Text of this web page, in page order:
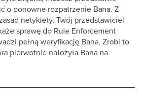
o ponowne rozpatrzenie Bana. Z
netykiety, Twój przedstawiciel
sprawę do Rule Enforcement
pełną weryfikację Bana. Zrobi to
pierwotnie nałożyła Bana na